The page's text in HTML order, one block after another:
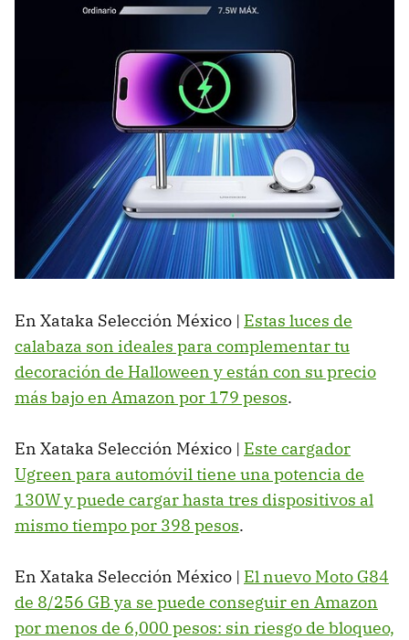
En Xataka Selección México | Estas luces de
calabaza son ideales para complementar tu
decoración de Halloween y están con su precio
más bajo en Amazon por 179 pesos.
En Xataka Selección México | Este cargador
Ugreen para automóvil tiene una potencia de
130W y puede cargar hasta tres dispositivos al
mismo tiempo por 398 pesos.
En Xataka Selección México | El nuevo Moto G84
de 8/256 GB ya se puede conseguir en Amazon
por menos de 6,000 pesos: sin riesgo de bloqueo,